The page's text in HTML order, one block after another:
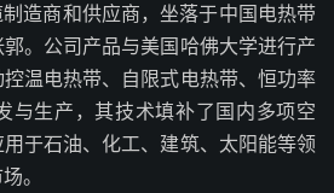
造商和供应商，坐落于中国电热带
。公司产品与美国哈佛大学进行产
温电热带、自限式电热带、恒功率
与生产，其技术填补了国内多项空
于石油、化工、建筑、太阳能等领
。